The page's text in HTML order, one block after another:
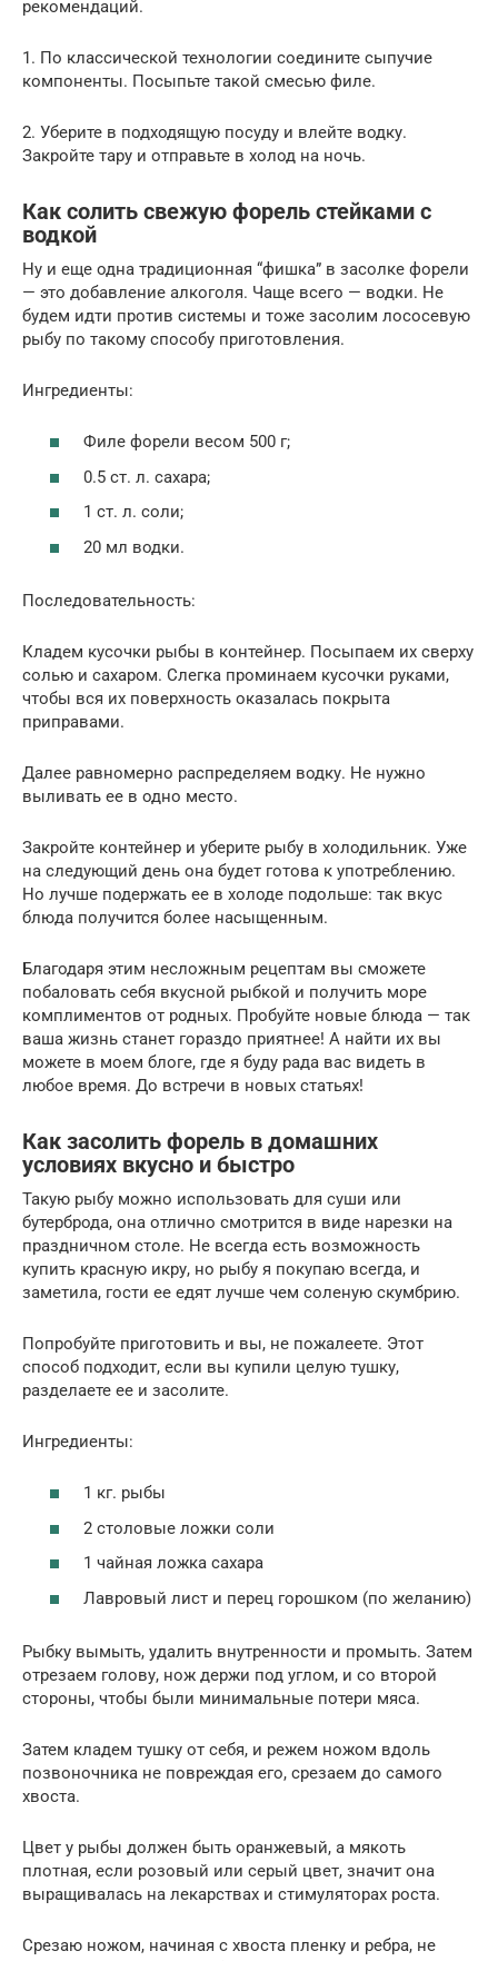
рекомендаций.
1. По классической технологии соедините сыпучие
компоненты. Посыпьте такой смесью филе.
2. Уберите в подходящую посуду и влейте водку.
Закройте тару и отправьте в холод на ночь.
Как солить свежую форель стейками с
водкой
Ну и еще одна традиционная “фишка” в засолке форели
— это добавление алкоголя. Чаще всего — водки. Не
будем идти против системы и тоже засолим лососевую
рыбу по такому способу приготовления.
Ингредиенты:
Филе форели весом 500 г;
0.5 ст. л. сахара;
1 ст. л. соли;
20 мл водки.
Последовательность:
Кладем кусочки рыбы в контейнер. Посыпаем их сверху
солью и сахаром. Слегка проминаем кусочки руками,
чтобы вся их поверхность оказалась покрыта
приправами.
Далее равномерно распределяем водку. Не нужно
выливать ее в одно место.
Закройте контейнер и уберите рыбу в холодильник. Уже
на следующий день она будет готова к употреблению.
Но лучше подержать ее в холоде подольше: так вкус
блюда получится более насыщенным.
Благодаря этим несложным рецептам вы сможете
побаловать себя вкусной рыбкой и получить море
комплиментов от родных. Пробуйте новые блюда — так
ваша жизнь станет гораздо приятнее! А найти их вы
можете в моем блоге, где я буду рада вас видеть в
любое время. До встречи в новых статьях!
Как засолить форель в домашних
условиях вкусно и быстро
Такую рыбу можно использовать для суши или
бутерброда, она отлично смотрится в виде нарезки на
праздничном столе. Не всегда есть возможность
купить красную икру, но рыбу я покупаю всегда, и
заметила, гости ее едят лучше чем соленую скумбрию.
Попробуйте приготовить и вы, не пожалеете. Этот
способ подходит, если вы купили целую тушку,
разделаете ее и засолите.
Ингредиенты:
1 кг. рыбы
2 столовые ложки соли
1 чайная ложка сахара
Лавровый лист и перец горошком (по желанию)
Рыбку вымыть, удалить внутренности и промыть. Затем
отрезаем голову, нож держи под углом, и со второй
стороны, чтобы были минимальные потери мяса.
Затем кладем тушку от себя, и режем ножом вдоль
позвоночника не повреждая его, срезаем до самого
хвоста.
Цвет у рыбы должен быть оранжевый, а мякоть
плотная, если розовый или серый цвет, значит она
выращивалась на лекарствах и стимуляторах роста.
Срезаю ножом, начиная с хвоста пленку и ребра, не